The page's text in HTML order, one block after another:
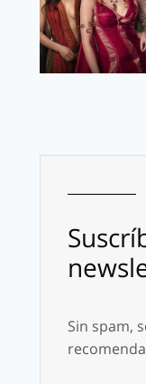
Sin spam,